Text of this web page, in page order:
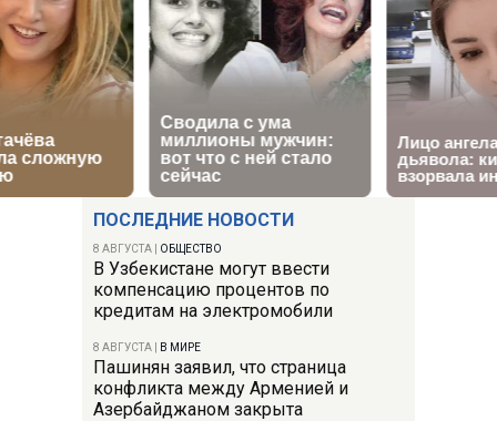
ПОСЛЕДНИЕ НОВОСТИ
8 АВГУСТА ОБЩЕСТВО
В Узбекистане могут ввести
компенсацию процентов по
кредитам на электромобили
8 АВГУСТА В МИРЕ
Пашинян заявил, что страница
конфликта между Арменией и
Азербайджаном закрыта